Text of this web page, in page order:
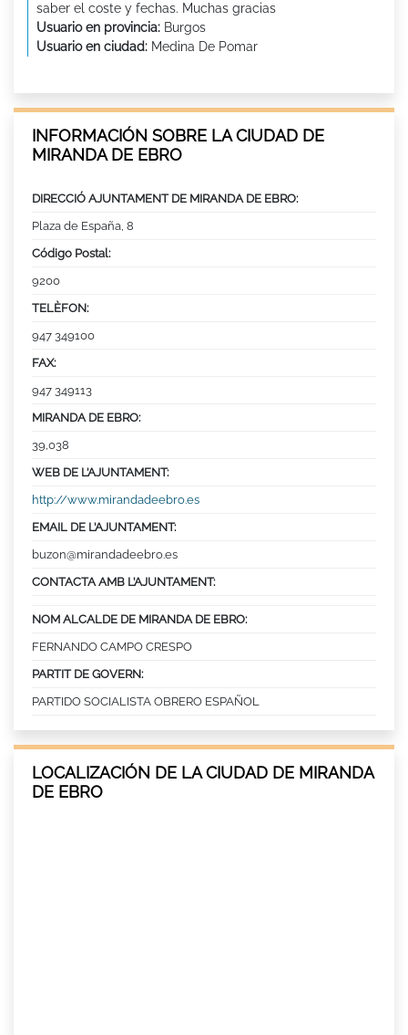
saber el coste y fechas. Muchas gracias
Usuario en provincia: Burgos
Usuario en ciudad: Medina De Pomar
INFORMACIÓN SOBRE LA CIUDAD DE
MIRANDA DE EBRO
DIRECCIÓ AJUNTAMENT DE MIRANDA DE EBRO:
Plaza de España, 8
Código Postal:
9200
TELÈFON:
947 349100
FAX:
947 349113
MIRANDA DE EBRO:
39,038
WEB DE L’AJUNTAMENT:
http://www.mirandadeebro.es
EMAIL DE L’AJUNTAMENT:
buzon@mirandadeebro.es
CONTACTA AMB L’AJUNTAMENT:
NOM ALCALDE DE MIRANDA DE EBRO:
FERNANDO CAMPO CRESPO
PARTIT DE GOVERN:
PARTIDO SOCIALISTA OBRERO ESPAÑOL
LOCALIZACIÓN DE LA CIUDAD DE MIRANDA
DE EBRO